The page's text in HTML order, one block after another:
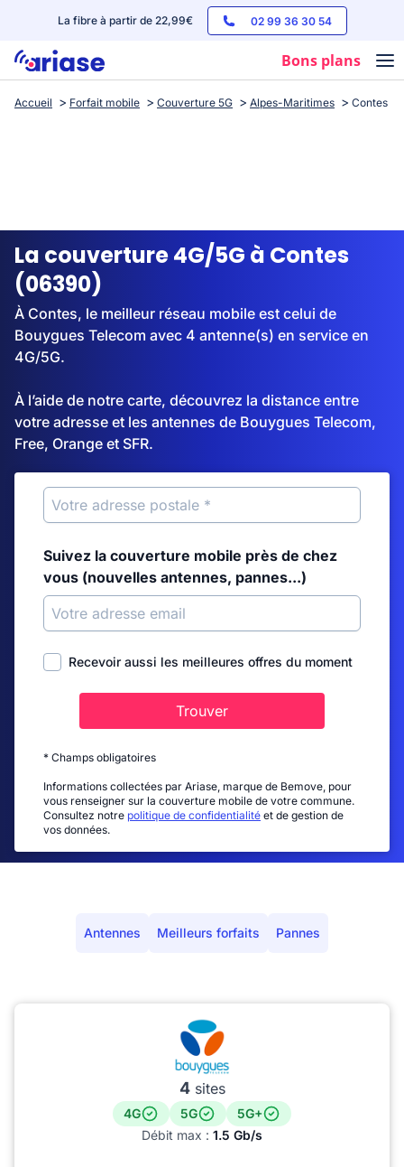
La fibre à partir de 22,99€ 02 99 36 30 54
Bons plans
Box internet
Streaming
Accueil Forfait mobile Couverture 5G Alpes-Maritimes Contes
La couverture 4G/5G à Contes
(06390)
À Contes, le meilleur réseau mobile est celui de
Bouygues Telecom avec 4 antenne(s) en service en
4G/5G.
À l’aide de notre carte, découvrez la distance entre
votre adresse et les antennes de Bouygues Telecom,
Free, Orange et SFR.
Suivez la couverture mobile près de chez
vous (nouvelles antennes, pannes...)
Recevoir aussi les meilleures offres du moment
Trouver
* Champs obligatoires
Informations collectées par Ariase, marque de Bemove, pour
vous renseigner sur la couverture mobile de votre commune.
Consultez notre politique de confidentialité et de gestion de
vos données.
Antennes Meilleurs forfaits Pannes
4sites
4G 5G
5G+
Débit max : 1.5 Gb/s